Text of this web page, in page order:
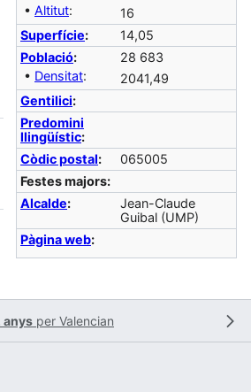
• Altitut:
16
Superfície:
14,05
Població:
28 683
• Densitat:
2041,49
Gentilici:
Predomini
llingüístic:
Còdic postal:
065005
Festes majors:
Alcalde:
Jean-Claude
Guibal (UMP)
Pàgina web:
anys per Valencian